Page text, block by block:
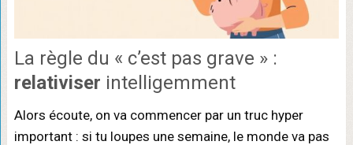
La règle du « c’est pas grave » :
relativiser intelligemment
Alors écoute, on va commencer par un truc hyper
important : si tu loupes une semaine, le monde va pas